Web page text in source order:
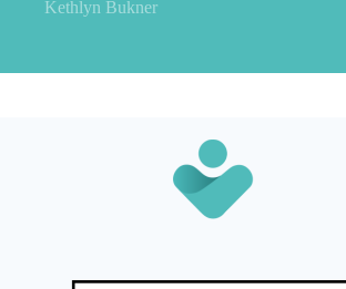
Kethlyn Bukner